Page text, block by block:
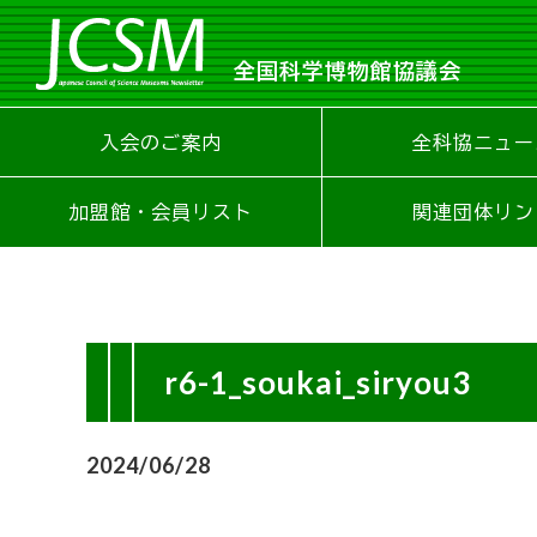
全国科学博物館協議会
入会のご案内 全科協ニュ
加盟館・会員リスト 関連団体リ
r6-1_soukai_siryou3
2024/06/28